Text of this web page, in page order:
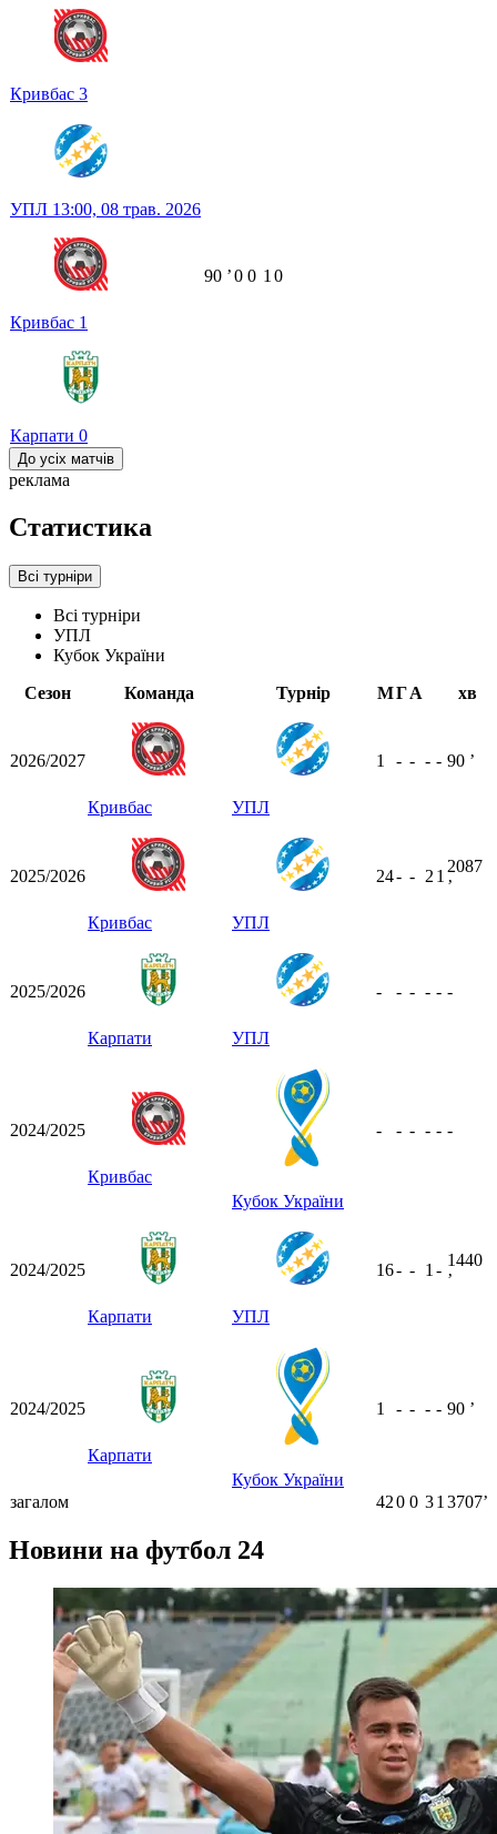
Кривбас 3
УПЛ 13:00, 08 трав. 2026
Кривбас 1
Карпати 0
90 ʼ0 0 1 0
До усіх матчів
реклама
Статистика
Всі турніри
Всі турніри
УПЛ
Кубок України
Сезон
Команда Турнір МГА хв
2026/2027
Кривбас УПЛ
1 - - - - 90 ʼ
2025/2026
Кривбас УПЛ
24- - 2 1
2087
ʼ
2025/2026
Карпати УПЛ
- - - - - -
2024/2025
Кривбас
Кубок України
- - - - - -
2024/2025
Карпати УПЛ
16- - 1 -
1440
ʼ
2024/2025
Карпати
Кубок України
1 - - - - 90 ʼ
загалом 420 0 31 3707ʼ
Новини на футбол 24